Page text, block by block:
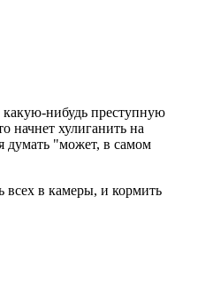
нибудь преступную
начнет хулиганить на
думать "может, в самом
всех в камеры, и кормить